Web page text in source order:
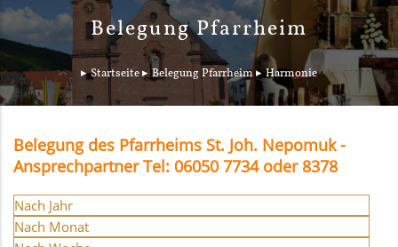
Belegung Pfarrheim
Startseite Belegung Pfarrheim Harmonie
Belegung des Pfarrheims St. Joh. Nepomuk -
Ansprechpartner Tel: 06050 7734 oder 8378
Nach Jahr
Nach Monat